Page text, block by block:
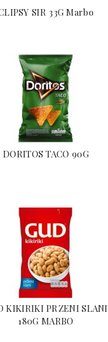
SIR 33G Marbo
DORITOS TACO 90G
KIKIRIKI PRZENI SLANI
180G MARBO